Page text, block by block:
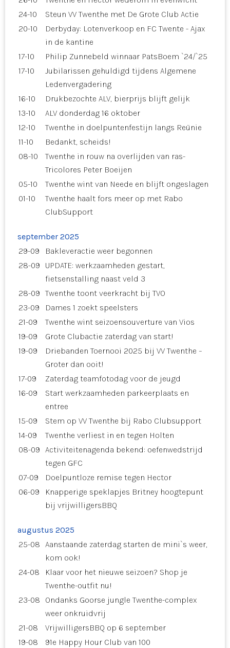
24-10
Steun VV Twenthe met De Grote Club Actie
20-10
Derbyday: Lotenverkoop en FC Twente - Ajax
in de kantine
17-10
Philip Zunnebeld winnaar PatsBoem `24/`25
17-10
Jubilarissen gehuldigd tijdens Algemene
Ledenvergadering
16-10
Drukbezochte ALV, bierprijs blijft gelijk
13-10
ALV donderdag 16 oktober
12-10
Twenthe in doelpuntenfestijn langs Reünie
11-10
Bedankt, scheids!
08-10
Twenthe in rouw na overlijden van ras-
Tricolores Peter Boeijen
05-10
Twenthe wint van Neede en blijft ongeslagen
01-10
Twenthe haalt fors meer op met Rabo
ClubSupport
september 2025
29-09
Bakleveractie weer begonnen
28-09
UPDATE: werkzaamheden gestart,
fietsenstalling naast veld 3
28-09 Twenthe toont veerkracht bij TVO
23-09
Dames 1 zoekt speelsters
21-09
Twenthe wint seizoensouverture van Vios
19-09
Grote Clubactie zaterdag van start!
19-09
Driebanden Toernooi 2025 bij VV Twenthe –
Groter dan ooit!
17-09
Zaterdag teamfotodag voor de jeugd
16-09
Start werkzaamheden parkeerplaats en
entree
15-09
Stem op VV Twenthe bij Rabo Clubsupport
14-09
Twenthe verliest in en tegen Holten
08-09 Activiteitenagenda bekend: oefenwedstrijd
tegen GFC
07-09
Doelpuntloze remise tegen Hector
06-09
Knapperige speklapjes Britney hoogtepunt
bij vrijwilligersBBQ
augustus 2025
25-08 Aanstaande zaterdag starten de mini`s weer,
kom ook!
24-08
Klaar voor het nieuwe seizoen? Shop je
Twenthe-outfit nu!
23-08
Ondanks Goorse jungle Twenthe-complex
weer onkruidvrij
21-08
VrijwilligersBBQ op 6 september
19-08
91e Happy Hour Club van 100